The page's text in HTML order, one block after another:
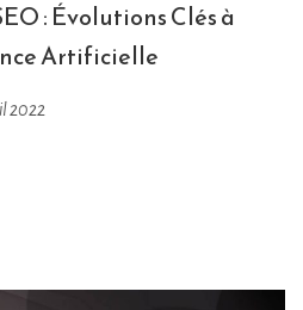
: Évolutions Clés à
Artificielle
2022